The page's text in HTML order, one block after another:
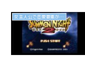
女主人公で恋愛要素があるゲーム